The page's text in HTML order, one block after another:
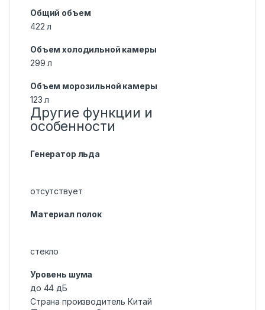
Общий объем
422 л
Объем холодильной камеры
299 л
Объем морозильной камеры
123 л
Другие функции и
особенности
Генератор льда
отсутствует
Материал полок
стекло
Уровень шума
до 44 дБ
Страна производитель Китай